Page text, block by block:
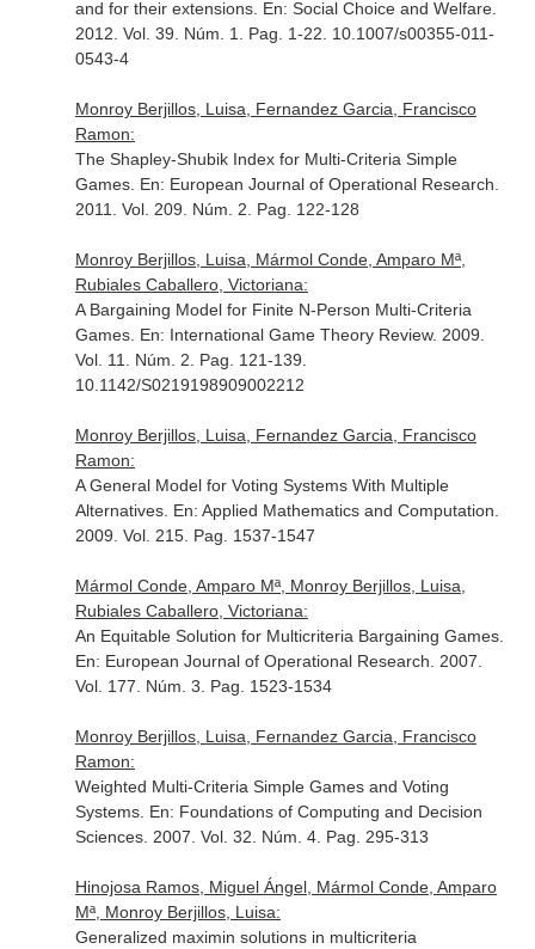
and for their extensions. En: Social Choice and Welfare.
2012. Vol. 39. Núm. 1. Pag. 1-22. 10.1007/s00355-011-
0543-4
Monroy Berjillos, Luisa, Fernandez Garcia, Francisco
Ramon:
The Shapley-Shubik Index for Multi-Criteria Simple
Games. En: European Journal of Operational Research
2011. Vol. 209. Núm. 2. Pag. 122-128
Monroy Berjillos, Luisa, Mármol Conde, Amparo Mª,
Rubiales Caballero, Victoriana:
A Bargaining Model for Finite N-Person Multi-Criteria
Games. En: International Game Theory Review. 2009.
Vol. 11. Núm. 2. Pag. 121-139.
10.1142/S0219198909002212
Monroy Berjillos, Luisa, Fernandez Garcia, Francisco
Ramon:
A General Model for Voting Systems With Multiple
Alternatives. En: Applied Mathematics and Computation
2009. Vol. 215. Pag. 1537-1547
Mármol Conde, Amparo Mª, Monroy Berjillos, Luisa,
Rubiales Caballero, Victoriana:
An Equitable Solution for Multicriteria Bargaining Games.
En: European Journal of Operational Research . 2007.
Vol. 177. Núm. 3. Pag. 1523-1534
Monroy Berjillos, Luisa, Fernandez Garcia, Francisco
Ramon:
Weighted Multi-Criteria Simple Games and Voting
Systems. En: Foundations of Computing and Decision
Sciences. 2007. Vol. 32. Núm. 4. Pag. 295-313
Hinojosa Ramos, Miguel Ángel, Mármol Conde, Amparo
Mª, Monroy Berjillos, Luisa:
Generalized maximin solutions in multicriteria